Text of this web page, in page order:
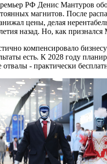
РФ Денис Мантуров
магнитов. После
цены, делая
назад. Но, как
компенсировало
есть. К 2028 году
- практически